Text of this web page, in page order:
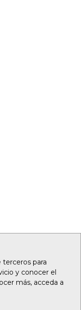
terceros para
y conocer el
más, acceda a